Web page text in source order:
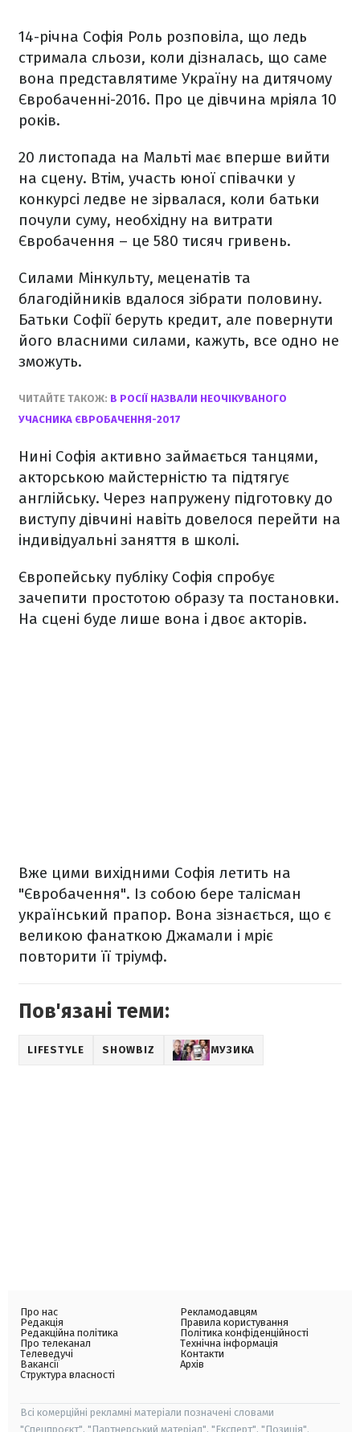
14-річна Софія Роль розповіла, що ледь
стримала сльози, коли дізналась, що саме
вона представлятиме Україну на дитячому
Євробаченні-2016. Про це дівчина мріяла 10
років.
20 листопада на Мальті має вперше вийти
на сцену. Втім, участь юної співачки у
конкурсі ледве не зірвалася, коли батьки
почули суму, необхідну на витрати
Євробачення – це 580 тисяч гривень.
Силами Мінкульту, меценатів та
благодійників вдалося зібрати половину.
Батьки Софії беруть кредит, але повернути
його власними силами, кажуть, все одно не
зможуть.
ЧИТАЙТЕ ТАКОЖ: В РОСІЇ НАЗВАЛИ НЕОЧІКУВАНОГО
УЧАСНИКА ЄВРОБАЧЕННЯ-2017
Нині Софія активно займається танцями,
акторською майстерністю та підтягує
англійську. Через напружену підготовку до
виступу дівчині навіть довелося перейти на
індивідуальні заняття в школі.
Європейську публіку Софія спробує
зачепити простотою образу та постановки.
На сцені буде лише вона і двоє акторів.
Вже цими вихідними Софія летить на
"Євробачення". Із собою бере талісман
український прапор. Вона зізнається, що є
великою фанаткою Джамали і мріє
повторити її тріумф.
Пов'язані теми:
LIFESTYLE SHOWBIZ МУЗИКА
Про нас
Редакція
Редакційна політика
Про телеканал
Телеведучі
Вакансії
Структура власності
Рекламодавцям
Правила користування
Політика конфіденційності
Технічна інформація
Контакти
Архів
Всі комерційні рекламні матеріали позначені словами
"Спецпроєкт", "Партнерський матеріал", "Експерт", "Позиція".